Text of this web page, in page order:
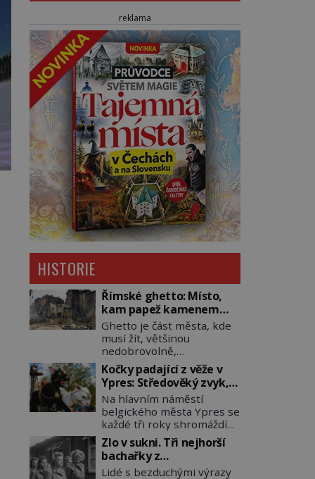
reklama
HISTORIE
Římské ghetto: Místo,
kam papež kamenem
dohodil
Ghetto je část města, kde
musí žít, většinou
nedobrovolně,
náboženská, rasová nebo
národnostní menšina
obyvatel. Bohaté
historické zkušenosti mají
s takovým životem Židé. Už
od středověku jsou totiž v
každou chvíli nuceni v
nějakém žít. Mezi ty
nejslavnější patří i římské
Kočky padající z věže v
Ypres: Středověký zvyk,
který dodnes budí
rozpaky
Na hlavním náměstí
belgického města Ypres se
každé tři roky shromáždí
tisíce lidí. Z věže slavné
tržnice létají do davu
kočky, diváci jásají a snaží
se je chytit. Naštěstí už
Zlo v sukni. Tři nejhorší
bachařky z
koncentračních táborů
Lidé s bezduchými výrazy